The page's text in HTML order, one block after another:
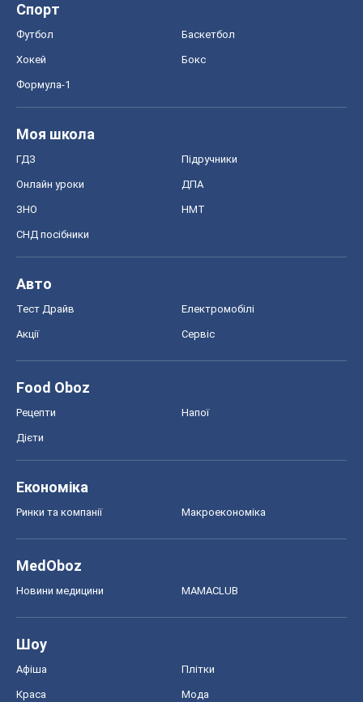
Спорт
Футбол Баскетбол
Хокей Бокс
Формула-1
Моя школа
ГДЗ Підручники
Онлайн уроки ДПА
ЗНО НМТ
СНД посібники
Авто
Тест Драйв Електромобілі
Акції Сервіс
Food Oboz
Рецепти Напої
Дієти
Економіка
Ринки та компанії Макроекономіка
MedOboz
Новини медицини MAMACLUB
Шоу
Афіша Плітки
Краса Мода